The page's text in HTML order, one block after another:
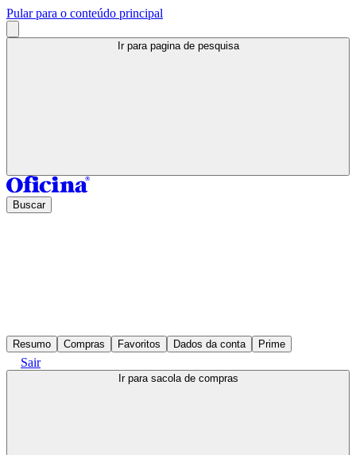
Pular para o conteúdo principal
Ir para pagina de pesquisa
Buscar
Resumo Compras Favoritos Dados da conta Prime
Sair
Ir para sacola de compras